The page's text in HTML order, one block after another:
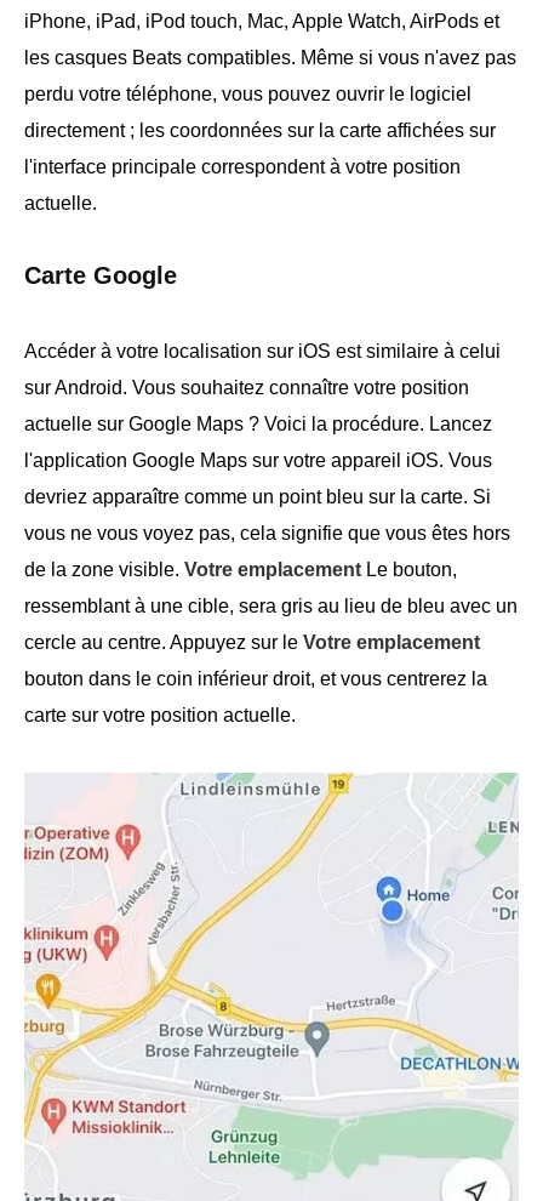
iPhone, iPad, iPod touch, Mac, Apple Watch, AirPods et
les casques Beats compatibles. Même si vous n'avez pas
perdu votre téléphone, vous pouvez ouvrir le logiciel
directement ; les coordonnées sur la carte affichées sur
l'interface principale correspondent à votre position
actuelle.
Carte Google
Accéder à votre localisation sur iOS est similaire à celui
sur Android. Vous souhaitez connaître votre position
actuelle sur Google Maps ? Voici la procédure. Lancez
l'application Google Maps sur votre appareil iOS. Vous
devriez apparaître comme un point bleu sur la carte. Si
vous ne vous voyez pas, cela signifie que vous êtes hors
de la zone visible. Votre emplacement Le bouton,
ressemblant à une cible, sera gris au lieu de bleu avec un
cercle au centre. Appuyez sur le Votre emplacement
bouton dans le coin inférieur droit, et vous centrerez la
carte sur votre position actuelle.